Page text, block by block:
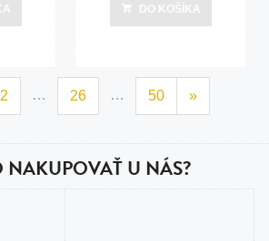
DO KOŠÍKA
2 … 26 … 50 »
NAKUPOVAŤ U NÁS?